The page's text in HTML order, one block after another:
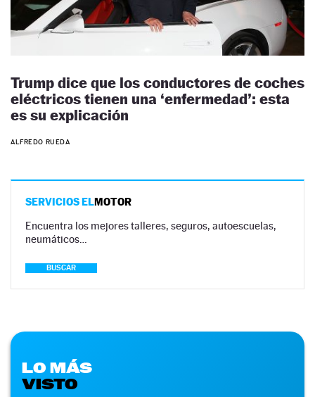
Trump dice que los conductores de coches
eléctricos tienen una ‘enfermedad’: esta
es su explicación
ALFREDO RUEDA
SERVICIOS ELMOTOR
Encuentra los mejores talleres, seguros, autoescuelas,
neumáticos…
BUSCAR
LO MÁS
VISTO